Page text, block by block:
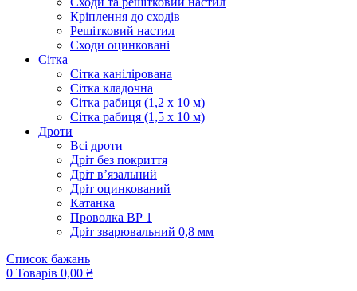
Кріплення до сходів
Решітковий настил
Сходи оцинковані
Сітка
Сітка канілірована
Сітка кладочна
Сітка рабиця (1,2 x 10 м)
Сітка рабиця (1,5 x 10 м)
Дроти
Всі дроти
Дріт без покриття
Дріт в’язальний
Дріт оцинкований
Катанка
Проволка ВР 1
Дріт зварювальний 0,8 мм
Список бажань
0 Товарів 0,00 ₴